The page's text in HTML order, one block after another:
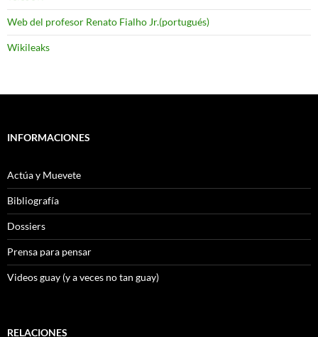
Web del profesor Renato Fialho Jr.(portugués)
Wikileaks
INFORMACIONES
Actúa y Muevete
Bibliografía
Dossiers
Prensa para pensar
Videos guay (y a veces no tan guay)
RELACIONES